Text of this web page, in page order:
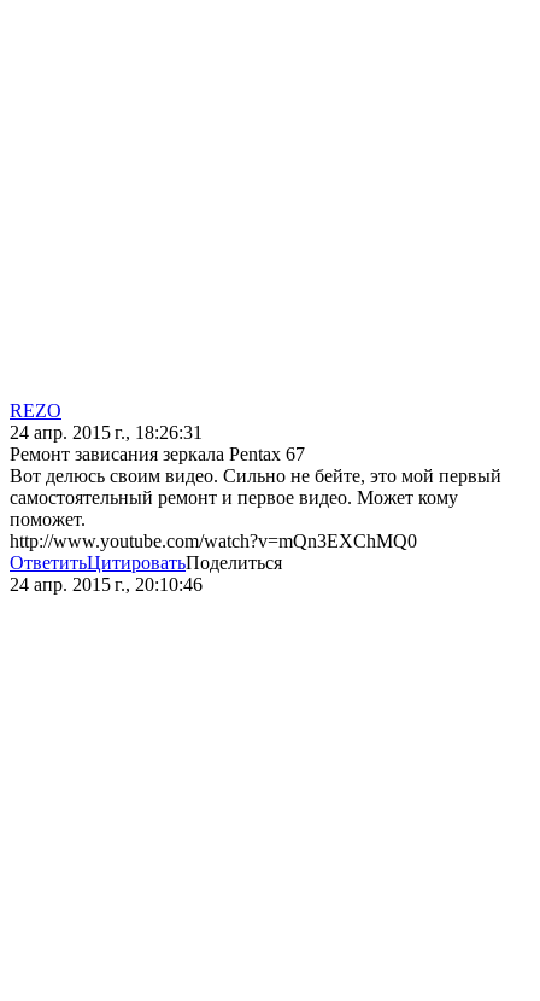
REZO
24 апр. 2015 г., 18:26:31
Ремонт зависания зеркала Pentax 67
Вот делюсь своим видео. Сильно не бейте, это мой первый
самостоятельный ремонт и первое видео. Может кому
поможет.
http://www.youtube.com/watch?v=mQn3EXChMQ0
ОтветитьЦитироватьПоделиться
24 апр. 2015 г., 20:10:46